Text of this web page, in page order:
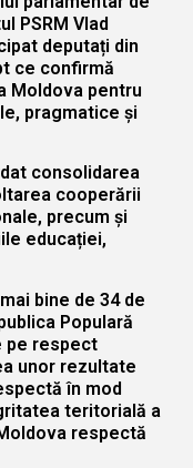
PSRM Vlad
deputați din
ce confirmă
Moldova pentru
pragmatice și
consolidarea
cooperării
precum și
educației,
bine de 34 de
Populară
pe respect
unor rezultate
în mod
teritorială a
respectă